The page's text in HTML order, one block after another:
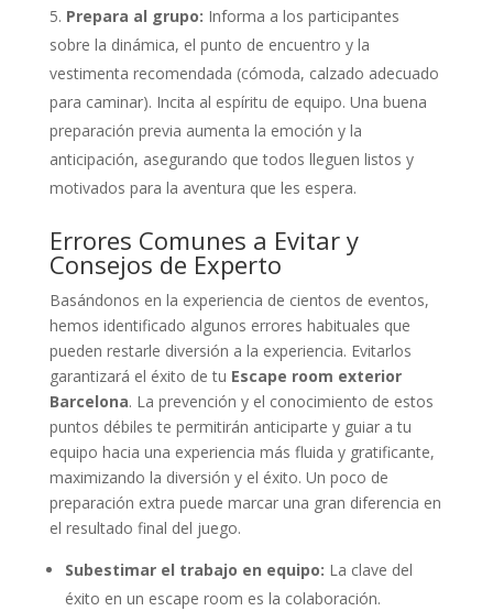
Prepara al grupo: Informa a los participantes
sobre la dinámica, el punto de encuentro y la
vestimenta recomendada (cómoda, calzado adecuado
para caminar). Incita al espíritu de equipo. Una buena
preparación previa aumenta la emoción y la
anticipación, asegurando que todos lleguen listos y
motivados para la aventura que les espera.
Errores Comunes a Evitar y
Consejos de Experto
Basándonos en la experiencia de cientos de eventos,
hemos identificado algunos errores habituales que
pueden restarle diversión a la experiencia. Evitarlos
garantizará el éxito de tu Escape room exterior
Barcelona. La prevención y el conocimiento de estos
puntos débiles te permitirán anticiparte y guiar a tu
equipo hacia una experiencia más fluida y gratificante,
maximizando la diversión y el éxito. Un poco de
preparación extra puede marcar una gran diferencia en
el resultado final del juego.
Subestimar el trabajo en equipo: La clave del
éxito en un escape room es la colaboración.